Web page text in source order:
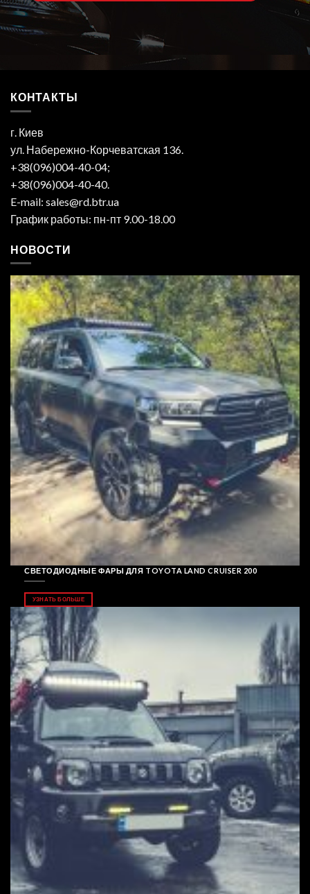
КОНТАКТЫ
г. Киев
ул. Набережно-Корчеватская 136.
+38(096)004-40-04;
+38(096)004-40-40.
E-mail: sales@rd.btr.ua
График работы: пн-пт 9.00-18.00
НОВОСТИ
СВЕТОДИОДНЫЕ ФАРЫ ДЛЯ TOYOTA LAND CRUISER 200
УЗНАТЬ БОЛЬШЕ